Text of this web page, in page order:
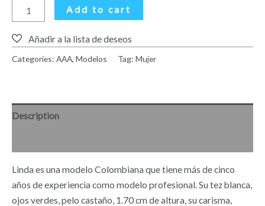
Add to cart
Categories: AAA, Modelos Tag: Mujer
Description
Linda es una modelo Colombiana que tiene más de cinco
años de experiencia como modelo profesional. Su tez blanca,
ojos verdes, pelo castaño, 1.70 cm de altura, su carisma,